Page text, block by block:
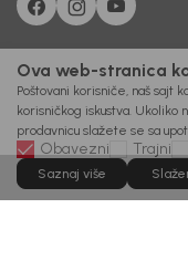
Ova web-stranica
Poštovani korisniče, naš sajt
korisničkog iskustva.
prodavnicu slažete se sa
Obavezni Trajni
Saznaj više